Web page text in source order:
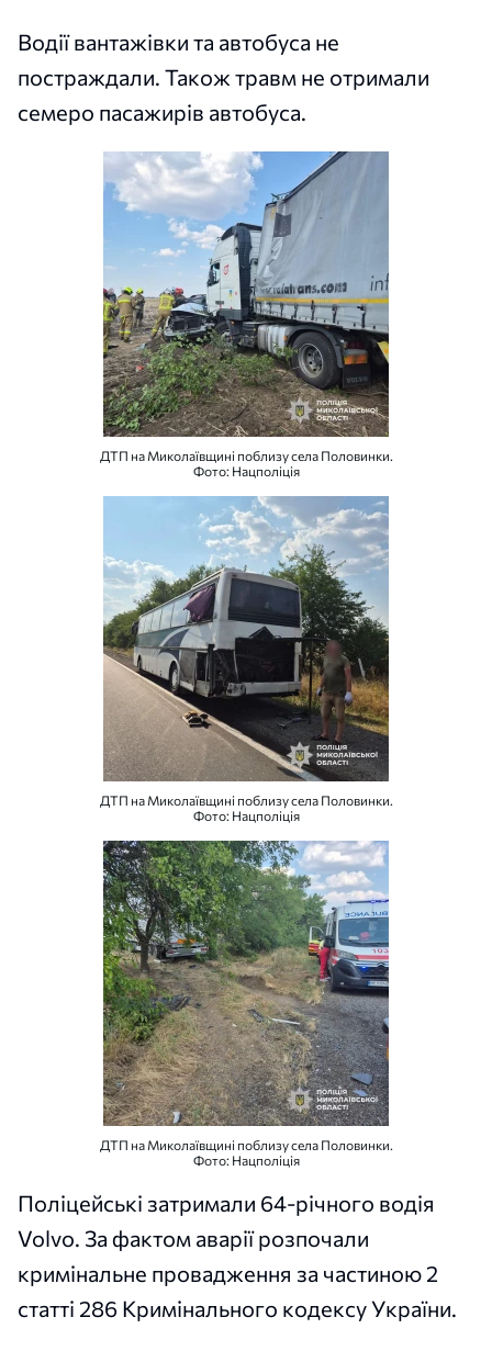
Водії вантажівки та автобуса не
постраждали. Також травм не отримали
семеро пасажирів автобуса.
ДТП на Миколаївщині поблизу села Половинки.
Фото: Нацполіція
ДТП на Миколаївщині поблизу села Половинки.
Фото: Нацполіція
ДТП на Миколаївщині поблизу села Половинки.
Фото: Нацполіція
Поліцейські затримали 64-річного водія
Volvo. За фактом аварії розпочали
кримінальне провадження за частиною 2
статті 286 Кримінального кодексу України.